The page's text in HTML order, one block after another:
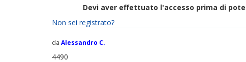
Devi aver effettuato l'accesso prima di
Non sei registrato?
da Alessandro C.
4490